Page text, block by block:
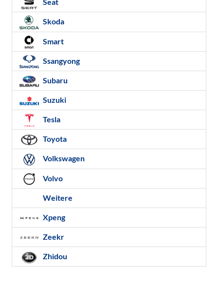
Skoda
Smart
Ssangyong
Subaru
Suzuki
Tesla
Toyota
Volkswagen
Volvo
Weitere
Xpeng
Zeekr
Zhidou